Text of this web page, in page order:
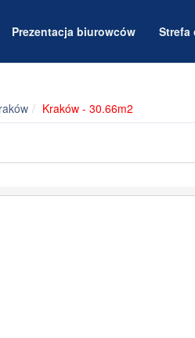
Prezentacja biurowców Strefa
Kraków - 30.66m2